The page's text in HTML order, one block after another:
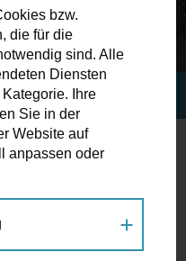
NEU
bzw.
die für die
sind. Alle
Diensten
Ihre
Sie in der
Website auf
anpassen oder